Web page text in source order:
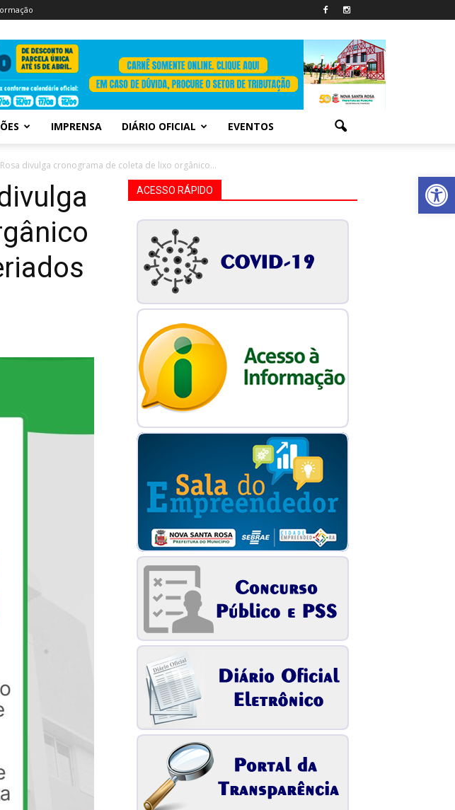
Abrir
IMPRENSA DIÁRIO OFICIAL EVENTOS
divulga cronograma de coleta de lixo orgânico...
ACESSO RÁPIDO